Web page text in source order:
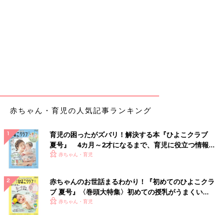
赤ちゃん・育児の人気記事ランキング
育児の困ったがズバリ！解決する本『ひよこクラブ
夏号』 4カ月～2才になるまで、育児に役立つ情報が
いっぱい！
赤ちゃん・育児
赤ちゃんのお世話まるわかり！『初めてのひよこクラ
ブ 夏号』〈巻頭大特集〉初めての授乳がうまくい
く！ おっぱい・ミルクの基本と夏のトラブル 解決テ
赤ちゃん・育児